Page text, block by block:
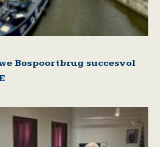
Bospoortbrug succesvol